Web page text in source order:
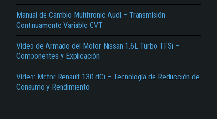
Manual de Cambio Multitronic Audi – Transmisión
Continuamente Variable CVT
Vídeo de Armado del Motor Nissan 1.6L Turbo TFSi –
Componentes y Explicación
Vídeo: Motor Renault 130 dCi – Tecnología de Reducción de
Consumo y Rendimiento
El Título es incorrecto según el contenido.
Texto o Imagen de portada son erróneos.